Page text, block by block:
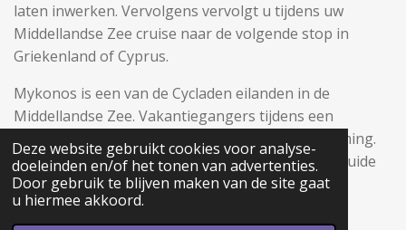
Deze website gebruikt cookies voor analyse-
doeleinden en/of het tonen van advertenties.
Door gebruik te blijven maken van de site gaat
u hiermee akkoord.
laten inwerken. Vervolgens vervolgt u tijdens uw
Middellandse Zee cruise naar de volgende stop in
Griekenland of Cyprus.
Mykonos is een van de Cycladen eilanden in de
Middellandse Zee. Vakantiegangers tijdens een
Mykonos-cruise waarderen vooral de feeststemming.
Talloze bars zorgen altijd voor bevoorrading en luide
muziek lokt zelfs degenen die niet graag uit hun
schuilplaatsen komen.